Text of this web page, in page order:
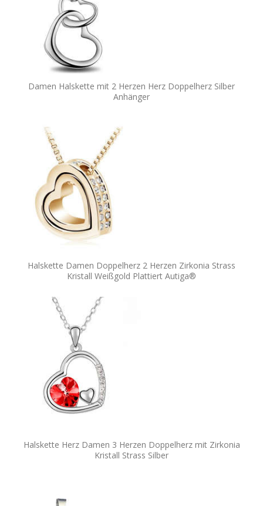
Damen Halskette mit 2 Herzen Herz Doppelherz Silber
Anhänger
Halskette Damen Doppelherz 2 Herzen Zirkonia Strass
Kristall Weißgold Plattiert Autiga®
Halskette Herz Damen 3 Herzen Doppelherz mit Zirkonia
Kristall Strass Silber